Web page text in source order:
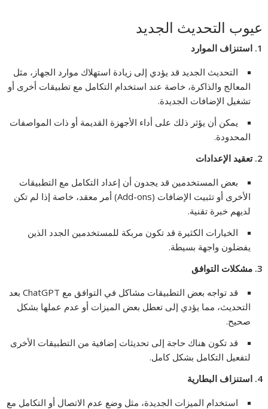
عيوب التحديث الجديد
1. استنزاف الموارد
التحديث الجديد قد يؤدي إلى زيادة استهلاك موارد الجهاز، مثل
المعالج والذاكرة، خاصة عند استخدام التكامل مع تطبيقات أخرى أو
تشغيل الإضافات الجديدة.
يمكن أن يؤثر ذلك على أداء الأجهزة القديمة أو ذات المواصفات
المحدودة.
2. تعقيد الإعدادات
بعض المستخدمين قد يجدون أن إعداد التكامل مع التطبيقات
الأخرى أو تثبيت الإضافات (Add-ons) أمر معقد، خاصة إذا لم تكن
لديهم خبرة تقنية.
الخيارات الكثيرة قد تكون مربكة للمستخدمين الجدد الذين
يفضلون واجهة بسيطة.
3. مشكلات التوافق
قد تواجه بعض التطبيقات مشاكل في التوافق مع ChatGPT بعد
التحديث، مما يؤدي إلى تعطل بعض الميزات أو عدم عملها بشكل
صحيح.
قد تكون هناك حاجة إلى تحديثات إضافية من التطبيقات الأخرى
لتفعيل التكامل بشكل كامل.
4. استنزاف البطارية
استخدام الميزات الجديدة، مثل وضع عدم الاتصال أو التكامل مع